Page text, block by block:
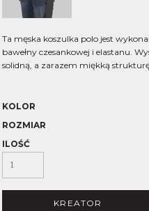
Ta męska koszulka polo jest
bawełny czesankowej i elastanu.
solidną, a zarazem miękką
KOLOR
ROZMIAR
ILOŚĆ
KREATOR